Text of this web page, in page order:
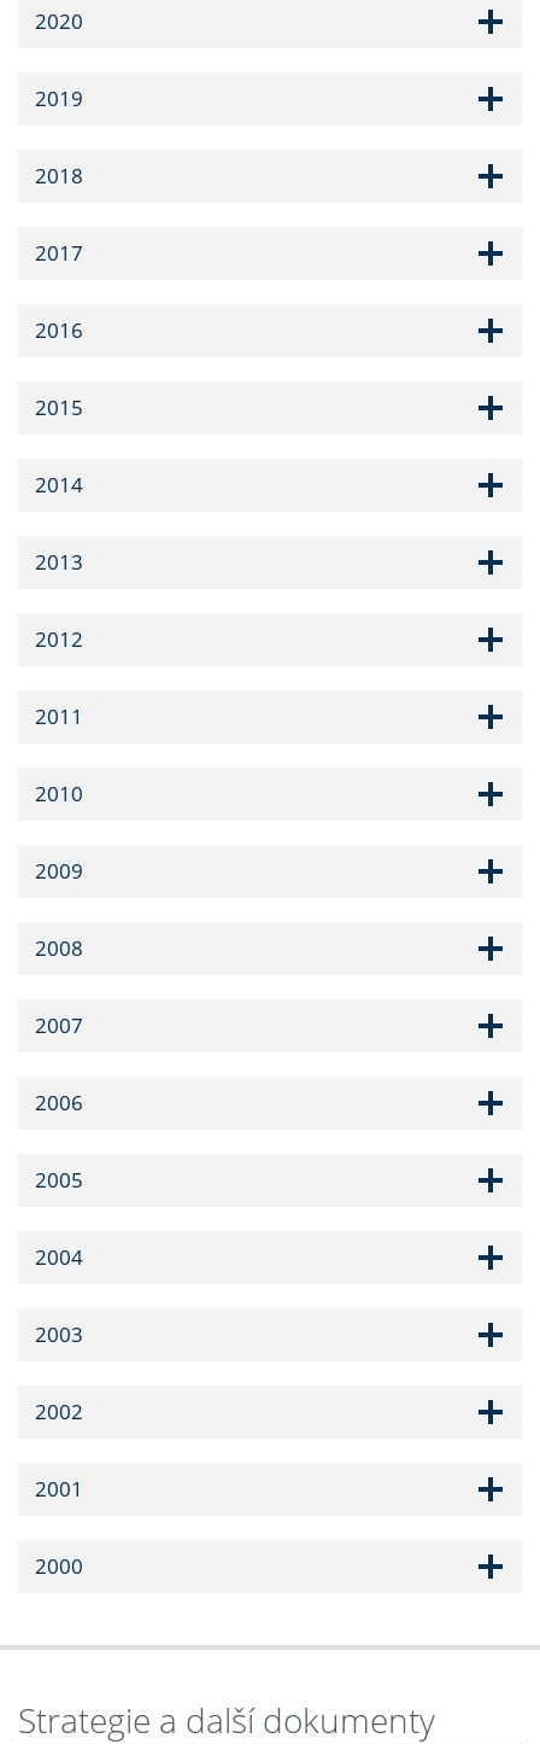
2020
2019
2018
2017
2016
2015
2014
2013
2012
2011
2010
2009
2008
2007
2006
2005
2004
2003
2002
2001
2000
Strategie a další dokumenty